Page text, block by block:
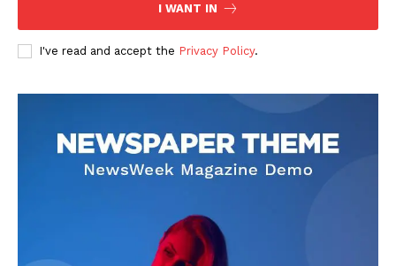
I WANT IN
I've read and accept the Privacy Policy.